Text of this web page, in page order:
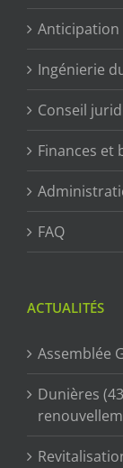
Ingénierie
Conseil
Finances et
FAQ
ACTUALITÉS
Assemblée
Dunières